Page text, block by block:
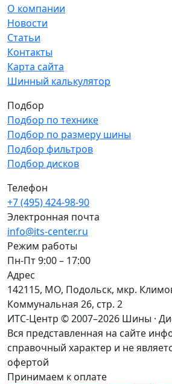
О компании
Новости
Статьи
Контакты
Карта сайта
Шинный калькулятор
Подбор
Подбор по технике
Подбор по размеру шины
Подбор фильтров
Подбор дисков
Телефон
+7 (495) 424-98-90
Электронная почта
info@its-center.ru
Режим работы
Пн-Пт 9:00 – 17:00
Адрес
142115, МО, Подольск, мкр.
Коммунальная 26, стр. 2
ИТС-Центр © 2007–2026 Шины ·
Вся представленная на сайте
справочный характер и не
офертой
Принимаем к оплате